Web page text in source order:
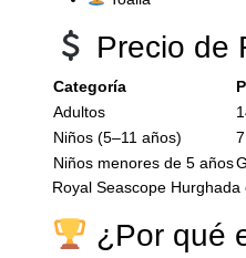
Precio de
Categoría
Adultos
Niños (5–11 años)
Niños menores de 5 años
Royal Seascope
¿Por qué